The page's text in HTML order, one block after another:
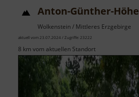
Anton-Günther-Höhe
Wolkenstein / Mittleres Erzgebirge
aktuell vom 23.07.2024 / Zugriffe: 23222
8 km vom aktuellen Standort